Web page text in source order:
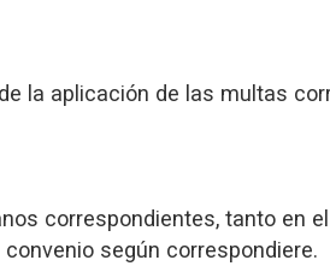
la aplicación de las multas
correspondientes, tanto en
según correspondiere.